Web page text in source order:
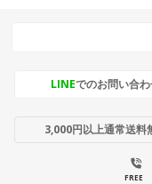
LINEでのお問い合
3,000円以上通常送料
FREE